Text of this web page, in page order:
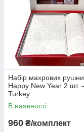
Набір махрових
Happy New Year 2 шт.
Turkey
В наявності
960 ₴/комплект